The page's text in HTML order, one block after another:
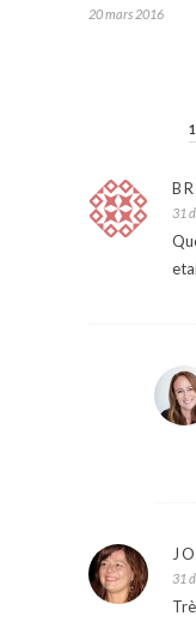
20 mars 2016
31
31